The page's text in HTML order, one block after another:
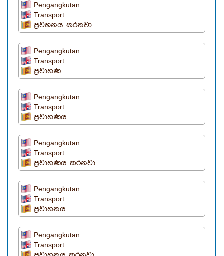
Pengangkutan
Transport
ප්‍රවහනය කරනවා
Pengangkutan
Transport
ප්‍රවාහණ
Pengangkutan
Transport
ප්‍රවාහණය
Pengangkutan
Transport
ප්‍රවාහණය කරනවා
Pengangkutan
Transport
ප්‍රවාහනය
Pengangkutan
Transport